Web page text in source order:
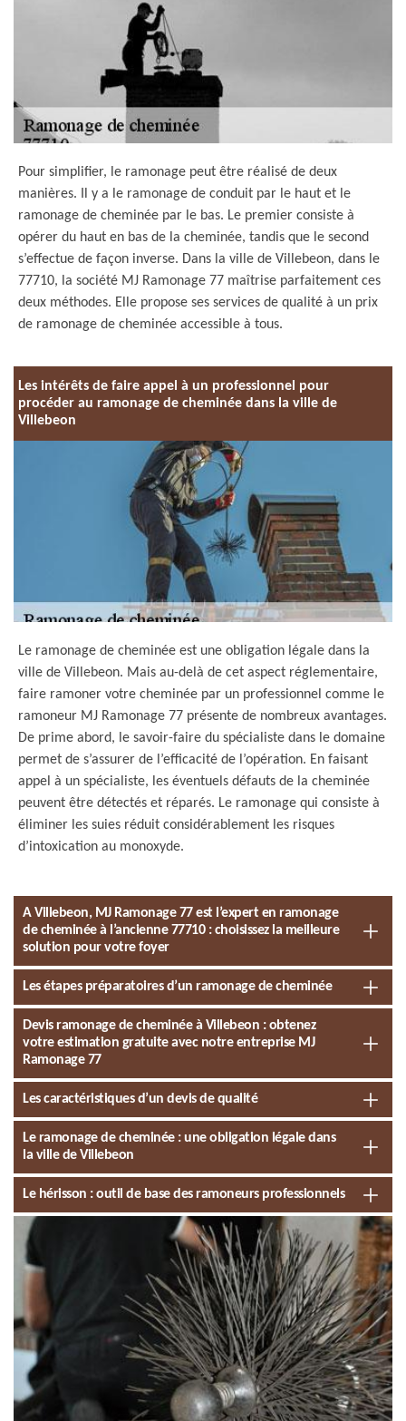
Pour simplifier, le ramonage peut être réalisé de deux
manières. Il y a le ramonage de conduit par le haut et le
ramonage de cheminée par le bas. Le premier consiste à
opérer du haut en bas de la cheminée, tandis que le second
s’effectue de façon inverse. Dans la ville de Villebeon, dans le
77710, la société MJ Ramonage 77 maîtrise parfaitement ces
deux méthodes. Elle propose ses services de qualité à un prix
de ramonage de cheminée accessible à tous.
Les intérêts de faire appel à un professionnel pour
procéder au ramonage de cheminée dans la ville de
Villebeon
Le ramonage de cheminée est une obligation légale dans la
ville de Villebeon. Mais au-delà de cet aspect réglementaire,
faire ramoner votre cheminée par un professionnel comme le
ramoneur MJ Ramonage 77 présente de nombreux avantages.
De prime abord, le savoir-faire du spécialiste dans le domaine
permet de s’assurer de l’efficacité de l’opération. En faisant
appel à un spécialiste, les éventuels défauts de la cheminée
peuvent être détectés et réparés. Le ramonage qui consiste à
éliminer les suies réduit considérablement les risques
d’intoxication au monoxyde.
A Villebeon, MJ Ramonage 77 est l’expert en ramonage
de cheminée à l’ancienne 77710 : choisissez la meilleure
solution pour votre foyer
Les étapes préparatoires d’un ramonage de cheminée
Devis ramonage de cheminée à Villebeon : obtenez
votre estimation gratuite avec notre entreprise MJ
Ramonage 77
Les caractéristiques d’un devis de qualité
Le ramonage de cheminée : une obligation légale dans
la ville de Villebeon
Le hérisson : outil de base des ramoneurs professionnels